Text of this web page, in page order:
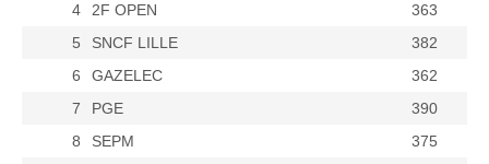
4
2F OPEN
363
5
SNCF LILLE
382
6
GAZELEC
362
7
PGE
390
8
SEPM
375